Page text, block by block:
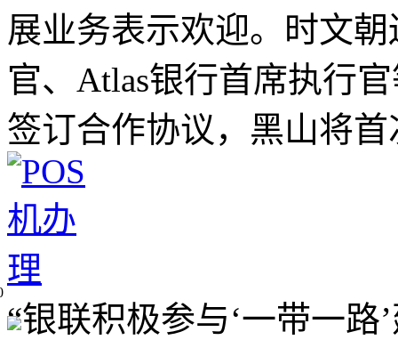
展业务表示欢迎。时文
官、Atlas银行首席执行
签订合作协议，黑山将
“银联积极参与‘一带一路